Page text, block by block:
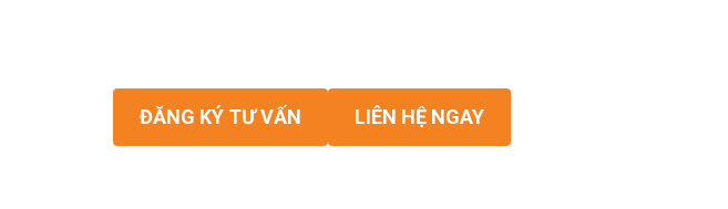
ĐĂNG KÝ TƯ VẤN LIÊN HỆ NGAY